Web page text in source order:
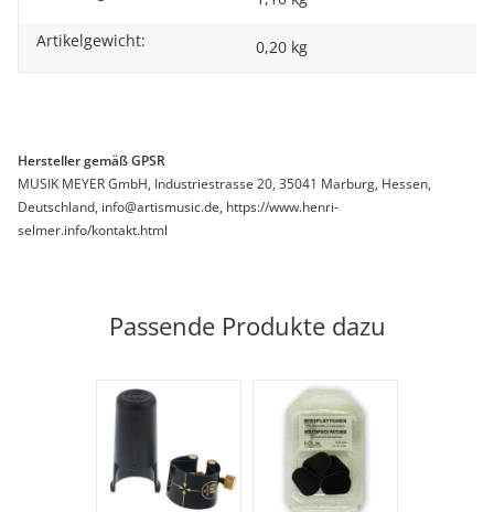
Artikelgewicht:
0,20 kg
Hersteller gemäß GPSR
MUSIK MEYER GmbH, Industriestrasse 20, 35041 Marburg, Hessen,
Deutschland, info@artismusic.de, https://www.henri-
selmer.info/kontakt.html
Passende Produkte dazu